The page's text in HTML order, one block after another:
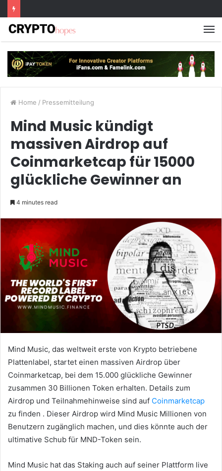
Home / Pressemitteilung
Mind Music kündigt
massiven Airdrop auf
Coinmarketcap für 15000
glückliche Gewinner an
4 minutes read
Mind Music, das weltweit erste von Krypto betriebene
Plattenlabel, startet einen massiven Airdrop über
Coinmarketcap, bei dem 15.000 glückliche Gewinner
zusammen 30 Billionen Token erhalten. Details zum
Airdrop und Teilnahmehinweise sind auf Coinmarketcap
zu finden . Dieser Airdrop wird Mind Music Millionen von
Benutzern zugänglich machen, und dies könnte auch der
ultimative Schub für MND-Token sein.
Mind Music hat das Staking auch auf seiner Plattform live